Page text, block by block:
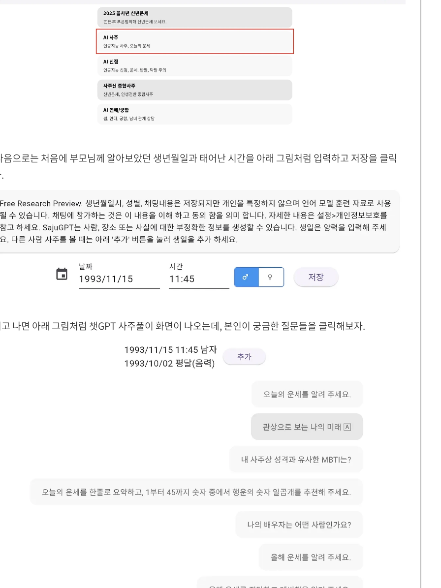
음으로는 처음에 부모님께 알아보았던 생년월일과 태어난 시간을 아래 그림처럼 입력하고 저장을 클릭
나면 아래 그림처럼 챗GPT 사주풀이 화면이 나오는데, 본인이 궁금한 질문들을 클릭해보자.